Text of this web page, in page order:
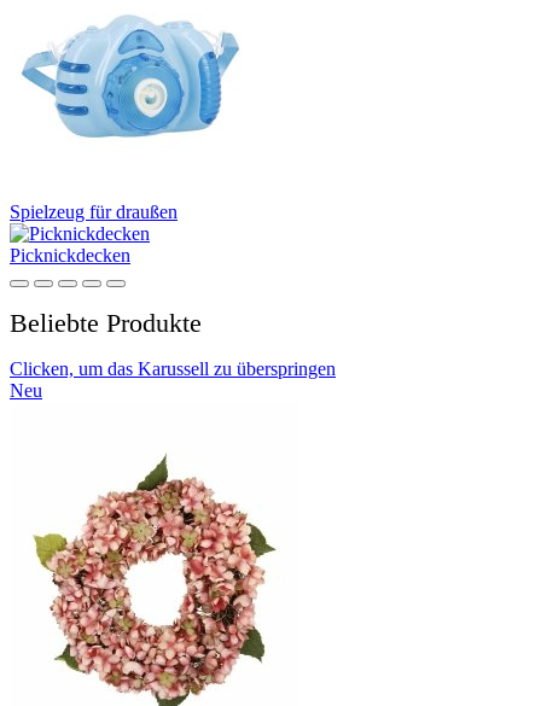
Spielzeug für draußen
Picknickdecken
Beliebte Produkte
Clicken, um das Karussell zu überspringen
Neu